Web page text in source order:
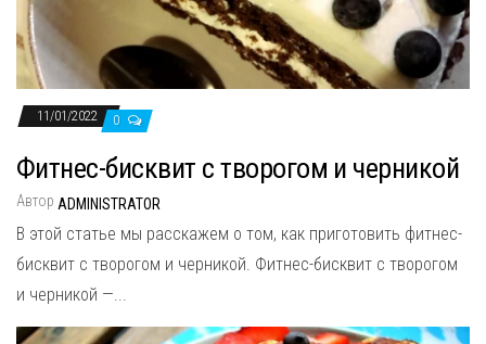
11/01/2022 0
Фитнес-бисквит с творогом и черникой
Автор ADMINISTRATOR
В этой статье мы расскажем о том, как приготовить фитнес-
бисквит с творогом и черникой. Фитнес-бисквит с творогом
и черникой —...